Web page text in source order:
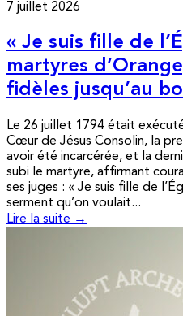
7 juillet 2026
« Je suis fille de
martyres
fidèles jusqu’au
Le 26 juillet 1794 était
Cœur de Jésus Consolin, la
avoir été incarcérée, et la
subi le martyre, affirmant
ses juges : « Je suis fille de
serment qu’on voulait...
Lire la suite →